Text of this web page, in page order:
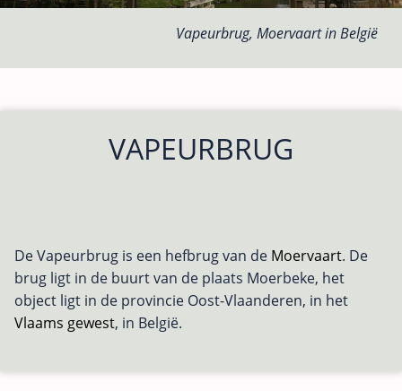
Vapeurbrug, Moervaart in België
VAPEURBRUG
De Vapeurbrug is een hefbrug van de Moervaart. De
brug ligt in de buurt van de plaats Moerbeke, het
object ligt in de provincie Oost-Vlaanderen, in het
Vlaams gewest, in België.